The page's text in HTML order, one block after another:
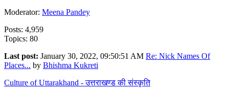
Moderator: Meena Pandey
Posts: 4,959
Topics: 80
Last post: January 30, 2022, 09:50:51 AM Re: Nick Names Of
Places... by Bhishma Kukreti
Culture of Uttarakhand - उत्तराखण्ड की संस्कृति